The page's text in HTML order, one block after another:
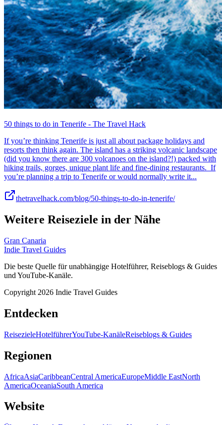
50 things to do in Tenerife - The Travel Hack
If you’re thinking Tenerife is just all about package holidays and
resorts then think again. The island has a striking volcanic landscape
(did you know there are 300 volcanoes on the island?!) packed with
hiking trails, gorges, unique plant life and fine-dining restaurants. If
you’re planning a trip to Tenerife or would normally write it...
thetravelhack.com/blog/50-things-to-do-in-tenerife/
Weitere Reiseziele in der Nähe
Gran Canaria
Indie Travel Guides
Die beste Quelle für unabhängige Hotelführer, Reiseblogs & Guides
und YouTube-Kanäle.
Copyright 2026 Indie Travel Guides
Entdecken
ReisezieleHotelführerYouTube-KanäleReiseblogs & Guides
Regionen
AfricaAsiaCaribbeanCentral AmericaEuropeMiddle EastNorth
AmericaOceaniaSouth America
Website